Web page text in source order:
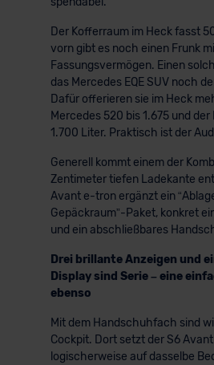
Der Kofferraum im Heck fasst
vorn gibt es noch einen Frunk
Fassungsvermögen. Einen
das Mercedes EQE SUV noch
Dafür offerieren sie im Heck
Mercedes 520 bis 1.675 und der
1.700 Liter. Praktisch ist der
Generell kommt einem der
Zentimeter tiefen Ladekante
Avant e-tron ergänzt ein
Gepäckraum”-Paket, konkret
und ein abschließbares
Drei brillante Anzeigen und
Display sind Serie – eine
ebenso
Mit dem Handschuhfach sind
Cockpit. Dort setzt der S6
logischerweise auf dasselbe